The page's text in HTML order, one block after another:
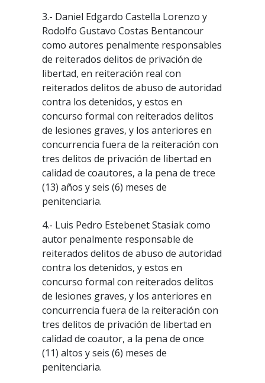
3.- Daniel Edgardo Castella Lorenzo y
Rodolfo Gustavo Costas Bentancour
como autores penalmente responsables
de reiterados delitos de privación de
libertad, en reiteración real con
reiterados delitos de abuso de autoridad
contra los detenidos, y estos en
concurso formal con reiterados delitos
de lesiones graves, y los anteriores en
concurrencia fuera de la reiteración con
tres delitos de privación de libertad en
calidad de coautores, a la pena de trece
(13) años y seis (6) meses de
penitenciaria.
4.- Luis Pedro Estebenet Stasiak como
autor penalmente responsable de
reiterados delitos de abuso de autoridad
contra los detenidos, y estos en
concurso formal con reiterados delitos
de lesiones graves, y los anteriores en
concurrencia fuera de la reiteración con
tres delitos de privación de libertad en
calidad de coautor, a la pena de once
(11) altos y seis (6) meses de
penitenciaria.